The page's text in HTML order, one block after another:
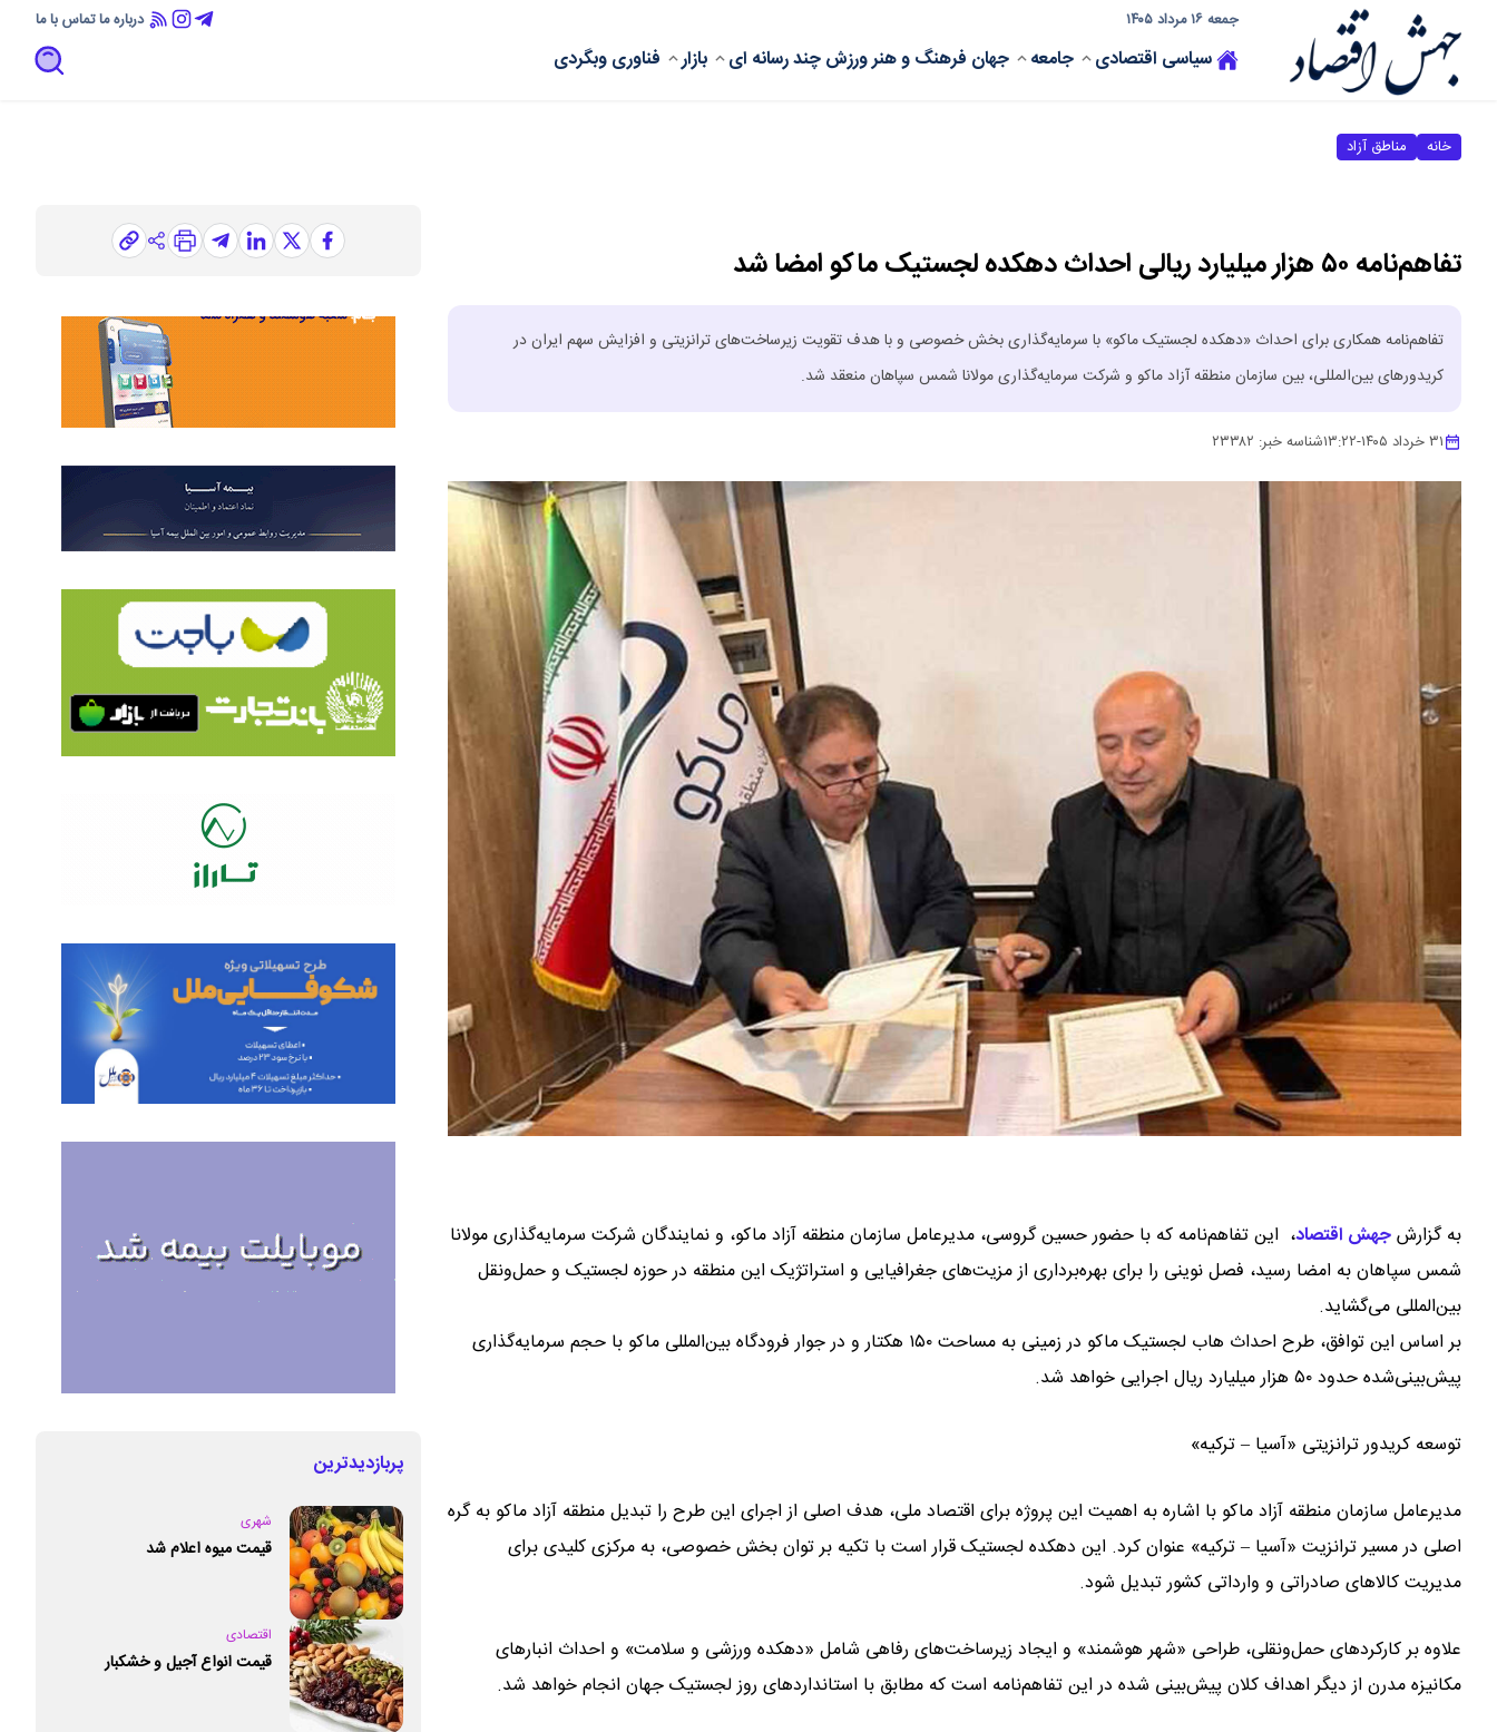
جمعه ۱۶ مرداد ۱۴۰۵ درباره ماتماس با ما
سیاسی اقتصادی جامعه جهان فرهنگ و هنرورزشچند رسانه ای بازار فناوریوبگردی
خانه مناطق آزاد
تفاهم‌نامه ۵۰ هزار میلیارد ریالی احداث دهکده لجستیک ماکو امضا شد
تفاهم‌نامه همکاری برای احداث «دهکده لجستیک ماکو» با سرمایه‌گذاری بخش خصوصی و با هدف تقویت زیرساخت‌های ترانزیتی و افزایش سهم ایران در
کریدورهای بین‌المللی، بین سازمان منطقه آزاد ماکو و شرکت سرمایه‌گذاری مولانا شمس سپاهان منعقد شد.
۳۱ خرداد ۱۴۰۵ -۱۳:۲۲شناسه خبر: ۲۳۳۸۲
به گزارشجهش اقتصاد، این تفاهم‌نامه که با حضور حسین گروسی، مدیرعامل سازمان منطقه آزاد ماکو، و نمایندگان شرکت سرمایه‌گذاری مولانا
شمس سپاهان به امضا رسید، فصل نوینی را برای بهره‌برداری از مزیت‌های جغرافیایی و استراتژیک این منطقه در حوزه لجستیک و حمل‌ونقل
بین‌المللی می‌گشاید.
بر اساس این توافق، طرح احداث هاب لجستیک ماکو در زمینی به مساحت ۱۵۰ هکتار و در جوار فرودگاه بین‌المللی ماکو با حجم سرمایه‌گذاری
پیش‌بینی‌شده حدود ۵۰ هزار میلیارد ریال اجرایی خواهد شد.
توسعه کریدور ترانزیتی «آسیا – ترکیه»
مدیرعامل سازمان منطقه آزاد ماکو با اشاره به اهمیت این پروژه برای اقتصاد ملی، هدف اصلی از اجرای این طرح را تبدیل منطقه آزاد ماکو به گره
اصلی در مسیر ترانزیت «آسیا – ترکیه» عنوان کرد. این دهکده لجستیک قرار است با تکیه بر توان بخش خصوصی، به مرکزی کلیدی برای
مدیریت کالاهای صادراتی و وارداتی کشور تبدیل شود.
علاوه بر کارکردهای حمل‌ونقلی، طراحی «شهر هوشمند» و ایجاد زیرساخت‌های رفاهی شامل «دهکده ورزشی و سلامت» و احداث انبارهای
مکانیزه مدرن از دیگر اهداف کلان پیش‌بینی شده در این تفاهم‌نامه است که مطابق با استانداردهای روز لجستیک جهان انجام خواهد شد.
پربازدیدترین
شهری
قیمت میوه اعلام شد
اقتصادی
قیمت انواع آجیل و خشکبار